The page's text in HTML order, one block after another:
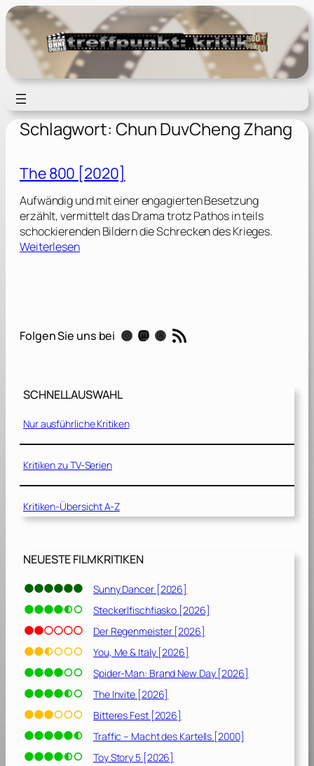
Zum
Inhalt
springen
Schlagwort: Chun DuvCheng Zhang
The 800 [2020]
Aufwändig und mit einer engagierten Besetzung
erzählt, vermittelt das Drama trotz Pathos in teils
schockierenden Bildern die Schrecken des Krieges.
Weiterlesen:
0
2
]
Folgen Sie uns bei Instagram Mastodon Threads RSS-Feed
SCHNELLAUSWAHL
Nur ausführliche Kritiken
Kritiken zu TV-Serien
Kritiken-Übersicht A-Z
NEUESTE FILMKRITIKEN
Sunny Dancer [2026]
Steckerlfischfiasko [2026]
Der Regenmeister [2026]
You, Me & Italy [2026]
Spider-Man: Brand New Day [2026]
The Invite [2026]
Bitteres Fest [2026]
Traffic – Macht des Kartells [2000]
Toy Story 5 [2026]